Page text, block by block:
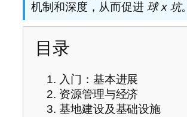
机制和深度，从而促进 球 x 坑。
目录
入门：基本进展
资源管理与经济
基地建设及基础设施